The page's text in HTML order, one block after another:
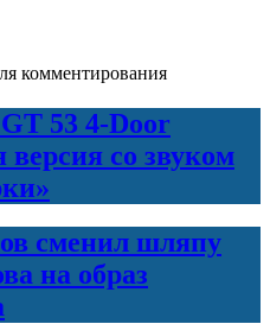
комментирования
53 4-Door
со звуком
сменил шляпу
на образ